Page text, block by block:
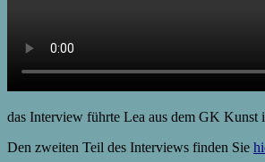
das Interview führte Lea aus dem GK Kunst
Den zweiten Teil des Interviews finden Sie